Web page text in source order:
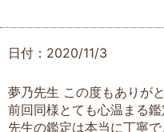
日付：2020/11/3
夢乃先生 この度もありが
前回同様とても心温まる鑑
先生の鑑定は本当に丁寧